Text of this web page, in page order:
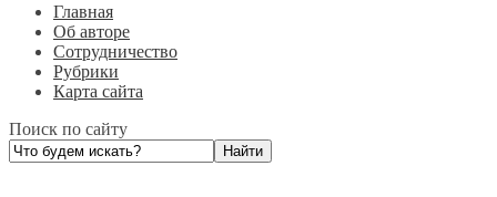
Главная
Об авторе
Сотрудничество
Рубрики
Карта сайта
Поиск по сайту